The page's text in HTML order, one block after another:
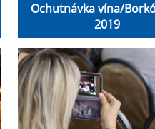
Ochutnávka vína/
2019